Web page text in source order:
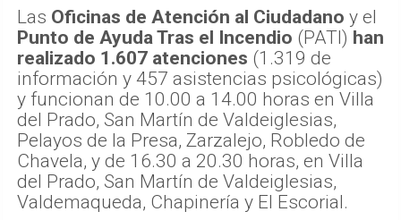
Las Oficinas de Atención al Ciudadano y el
Punto de Ayuda Tras el Incendio (PATI) han
realizado 1.607 atenciones (1.319 de
información y 457 asistencias psicológicas)
y funcionan de 10.00 a 14.00 horas en Villa
del Prado, San Martín de Valdeiglesias,
Pelayos de la Presa, Zarzalejo, Robledo de
Chavela, y de 16.30 a 20.30 horas, en Villa
del Prado, San Martín de Valdeiglesias,
Valdemaqueda, Chapinería y El Escorial.